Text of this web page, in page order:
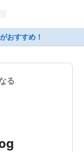
おすすめ！
る